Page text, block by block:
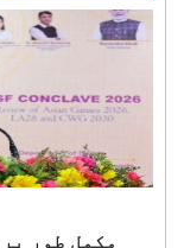
مکمل طور